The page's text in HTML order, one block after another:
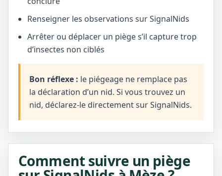
Renseigner les observations sur SignalNids
Arrêter ou déplacer un piège s’il capture trop
d’insectes non ciblés
Bon réflexe : le piégeage ne remplace pas
la déclaration d’un nid. Si vous trouvez un
nid, déclarez-le directement sur SignalNids.
Comment suivre un piège